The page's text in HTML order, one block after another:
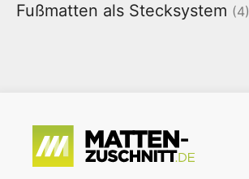
Fußmatten als Stecksystem (4)